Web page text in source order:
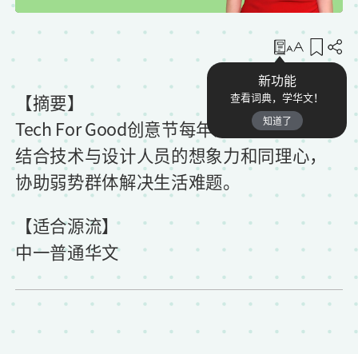
新功能
查看词典，学华文！
知道了
收藏
【摘要】
Tech For Good创意节每年汇集创意点子，
结合技术与设计人员的想象力和同理心，
协助弱势群体解决生活难题。
【适合源流】
中一普通华文